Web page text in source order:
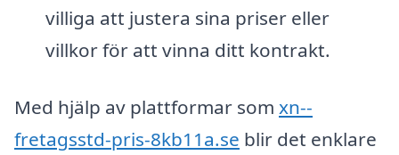
villiga att justera sina priser eller
villkor för att vinna ditt kontrakt.
Med hjälp av plattformar som xn--
fretagsstd-pris-8kb11a.se blir det enklare